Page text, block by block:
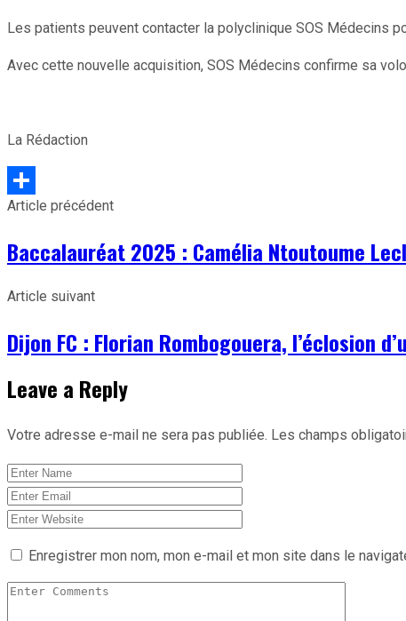
Les patients peuvent contacter la polyclinique SOS Médecins
Avec cette nouvelle acquisition, SOS Médecins confirme sa
La Rédaction
Partager
Article précédent
Baccalauréat 2025 : Camélia Ntoutoume
Article suivant
Dijon FC : Florian Rombogouera, l’éclosion
Leave a Reply
Votre adresse e-mail ne sera pas publiée. Les champs
Enregistrer mon nom, mon e-mail et mon site dans le